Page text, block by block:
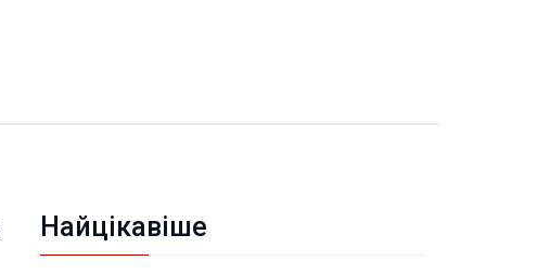
Найцікавіше